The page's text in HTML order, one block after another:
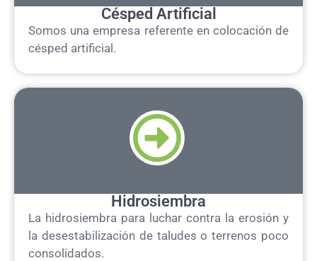
Césped Artificial
Somos una empresa referente en colocación de
césped artificial.
Hidrosiembra
La hidrosiembra para luchar contra la erosión y
la desestabilización de taludes o terrenos poco
consolidados.